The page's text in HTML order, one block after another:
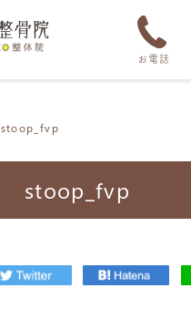
お電話
stoop_fvp
stoop_fvp